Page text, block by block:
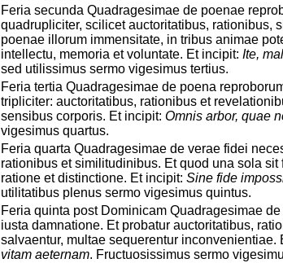
Feria secunda Quadragesimae de poenae
quadrupliciter, scilicet auctoritatibus, rationibus,
poenae illorum immensitate, in tribus animae
intellectu, memoria et voluntate. Et incipit:Ite,
sed utilissimus sermo vigesimus tertius.
Feria tertia Quadragesimae de poena
tripliciter: auctoritatibus, rationibus et
sensibus corporis. Et incipit:Omnis arbor, quae
vigesimus quartus.
Feria quarta Quadragesimae de verae fidei
rationibus et similitudinibus. Et quod una sola
ratione et distinctione. Et incipit:Sine fide
utilitatibus plenus sermo vigesimus quintus.
Feria quinta post Dominicam Quadragesimae
iusta damnatione. Et probatur auctoritatibus,
salvaentur, multae sequerentur inconvenientiae.
vitam aeternam. Fructuosissimus sermo